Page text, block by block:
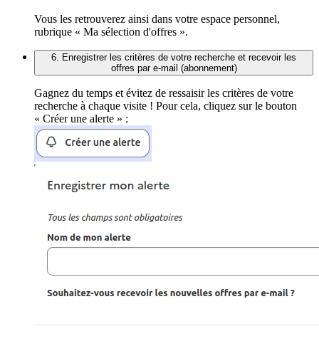
Vous les retrouverez ainsi dans votre espace personnel,
rubrique « Ma sélection d'offres ».
6. Enregistrer les critères de votre recherche et recevoir les
offres par e-mail (abonnement)
Gagnez du temps et évitez de ressaisir les critères de votre
recherche à chaque visite ! Pour cela, cliquez sur le bouton
« Créer une alerte » :